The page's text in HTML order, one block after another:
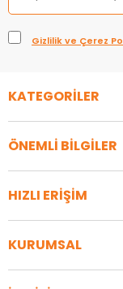
Gizlilik ve Çerez
KATEGORİLER
ÖNEMLİ BİLGİLER
HIZLI ERİŞİM
KURUMSAL